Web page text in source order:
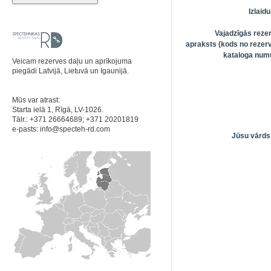
Veicam rezerves daļu un aprīkojuma
piegādi Latvijā, Lietuvā un Igaunijā.
Mūs var atrast:
Starta ielā 1, Rīgā, LV-1026.
Tālr.: +371 26664689; +371 20201819
e-pasts: info@specteh-rd.com
Vajadzīgās
apraksts (kods no
kataloga
Jūsu